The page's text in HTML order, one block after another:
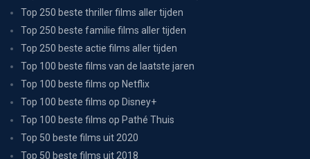
Top 250 beste thriller films aller tijden
Top 250 beste familie films aller tijden
Top 250 beste actie films aller tijden
Top 100 beste films van de laatste jaren
Top 100 beste films op Netflix
Top 100 beste films op Disney+
Top 100 beste films op Pathé Thuis
Top 50 beste films uit 2020
Top 50 beste films uit 2018